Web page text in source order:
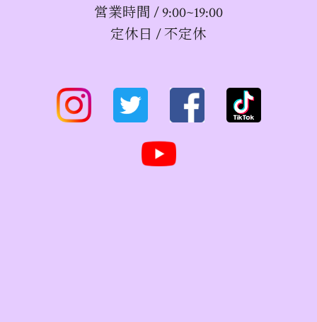
営業時間 / 9:00~19:00
定休日 / 不定休